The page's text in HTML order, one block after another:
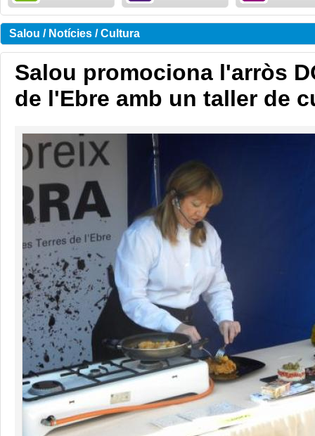
Salou / Notícies / Cultura
Salou promociona l'arròs
de l'Ebre amb un taller de